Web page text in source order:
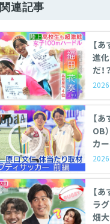
関連記事
【
進
だ！？
【あす
OB）
カ
【あ
ラグビーSP
畑